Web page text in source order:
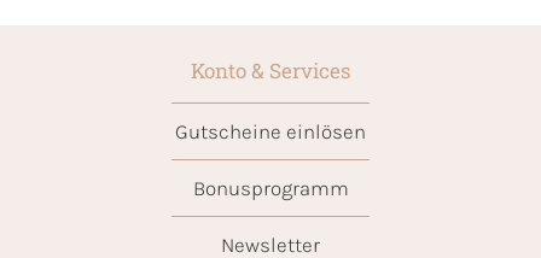
Konto & Services
Gutscheine einlösen
Bonusprogramm
Newsletter